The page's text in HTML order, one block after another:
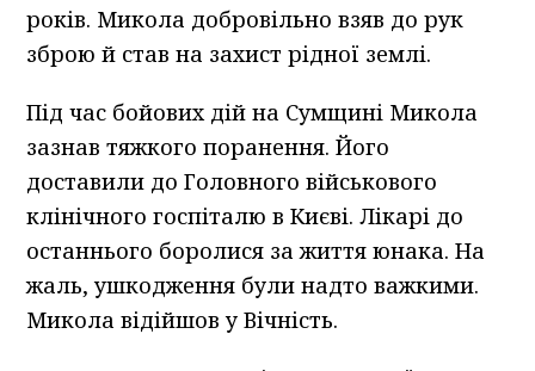
років. Микола добровільно взяв до рук
зброю й став на захист рідної землі.
Під час бойових дій на Сумщині Микола
зазнав тяжкого поранення. Його
доставили до Головного військового
клінічного госпіталю в Києві. Лікарі до
останнього боролися за життя юнака. На
жаль, ушкодження були надто важкими.
Микола відійшов у Вічність.